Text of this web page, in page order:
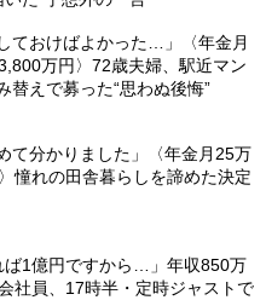
ておけばよかった…」〈年金月
万円〉72歳夫婦、駅近マン
替えで募った“思わぬ後悔”
て分かりました」〈年金月25万
憧れの田舎暮らしを諦めた決定
ば1億円ですから…」年収850万
社員、17時半・定時ジャストで